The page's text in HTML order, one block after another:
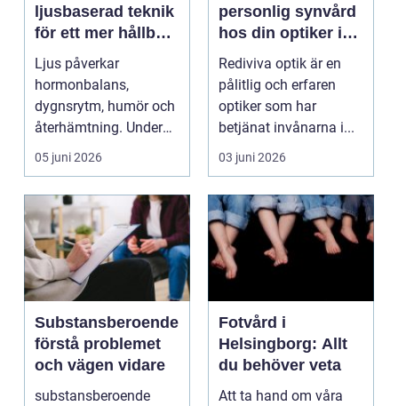
ljusbaserad teknik
för ett mer hållbart
välbefinnande
Ljus påverkar
hormonbalans,
dygnsrytm, humör och
återhämtning. Under
senare år har en ny typ
av prod...
05 juni 2026
personlig synvård
hos din optiker i
Uppsala
Rediviva optik är en
pålitlig och erfaren
optiker som har
betjänat invånarna i...
03 juni 2026
Substansberoende
förstå problemet
och vägen vidare
substansberoende
Fotvård i
Helsingborg: Allt
du behöver veta
Att ta hand om våra